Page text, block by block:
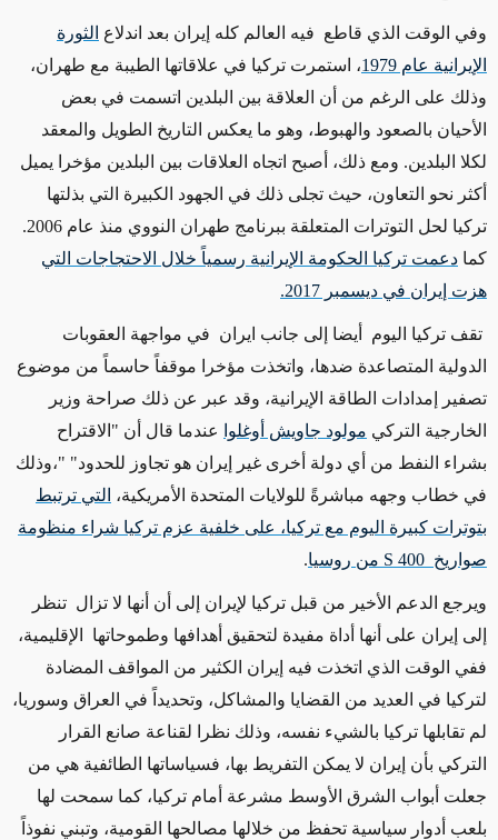
وفي الوقت الذي قاطع فيه العالم كله إيران بعد اندلاع الثورة
الإيرانية عام 1979
، استمرت تركيا في علاقاتها الطيبة مع طهران،
وذلك على الرغم من أن العلاقة بين البلدين اتسمت في بعض
الأحيان بالصعود والهبوط، وهو ما يعكس التاريخ الطويل والمعقد
لكلا البلدين. ومع ذلك، أصبح اتجاه العلاقات بين البلدين مؤخرا يميل
أكثر نحو التعاون، حيث تجلى ذلك في الجهود الكبيرة التي بذلتها
تركيا لحل التوترات المتعلقة ببرنامج طهران النووي منذ عام 2006.
كما دعمت تركيا الحكومة الإيرانية رسمياً خلال الاحتجاجات التي
هزت إيران في ديسمبر 2017.
تقف تركيا اليوم أيضا إلى جانب ايران في مواجهة العقوبات
الدولية المتصاعدة ضدها، واتخذت مؤخرا موقفاً حاسماً من موضوع
تصفير إمدادات الطاقة الإيرانية، وقد عبر عن ذلك صراحة وزير
الخارجية التركي مولود جاويش أوغلوا
عندما قال أن "الاقتراح
بشراء النفط من أي دولة أخرى غير إيران هو تجاوز للحدود" "،وذلك
في خطاب وجهه مباشرةً للولايات المتحدة الأمريكية، التي ترتبط
بتوترات كبيرة اليوم مع تركيا، على خلفية عزم تركيا شراء منظومة
صواريخ 400
S من روسيا.
ويرجع الدعم الأخير من قبل تركيا لإيران إلى أن أنها لا تزال تنظر
إلى إيران على أنها أداة مفيدة لتحقيق أهدافها وطموحاتها الإقليمية،
ففي الوقت الذي اتخذت فيه إيران الكثير من المواقف المضادة
لتركيا في العديد من القضايا والمشاكل، وتحديداً في العراق وسوريا،
لم تقابلها تركيا بالشيء نفسه، وذلك نظرا لقناعة صانع القرار
التركي بأن إيران لا يمكن التفريط بها، فسياساتها الطائفية هي من
جعلت أبواب الشرق الأوسط مشرعة أمام تركيا، كما سمحت لها
بلعب أدوار سياسية تحفظ من خلالها مصالحها القومية، وتبني نفوذاً